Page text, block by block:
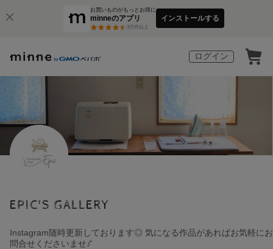
お買いものがもっとお得に
minneのアプリ
3万件以上
インストールする
ログイン
EPIC'S GALLERY
Instagram随時更新しております◎ 気になる作品があればお気軽にお
問合せくださいませ♪̆̈